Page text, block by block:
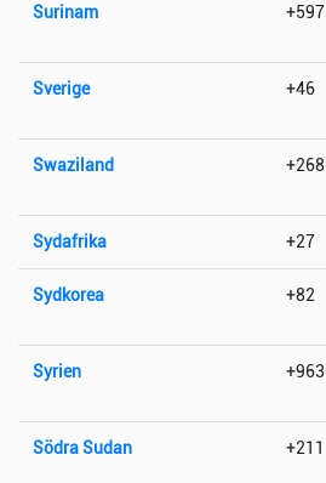
Surinam +597
Sverige +46
Swaziland +268
Sydafrika +27
Sydkorea +82
Syrien +963
Södra Sudan +211